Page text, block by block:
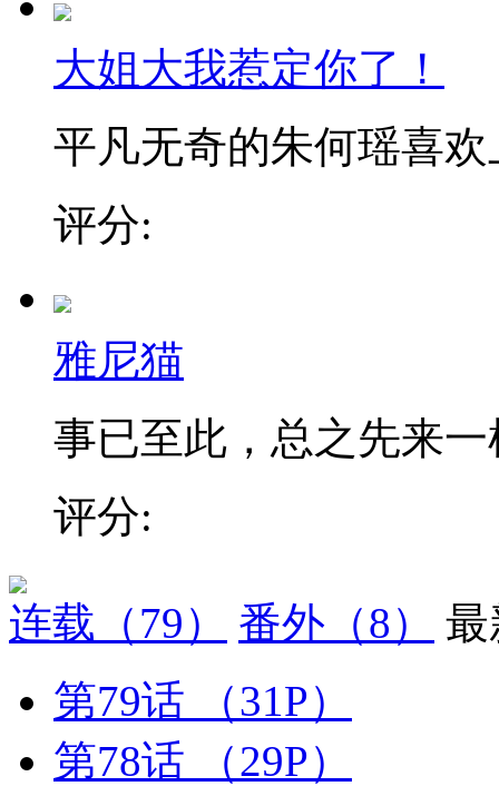
大姐大我惹定你了！
平凡无奇的朱何瑶喜欢
评分:
雅尼猫
事已至此，总之先来一
评分:
连载 （79） 番外 （8）
最
第79话
（31P）
第78话
（29P）